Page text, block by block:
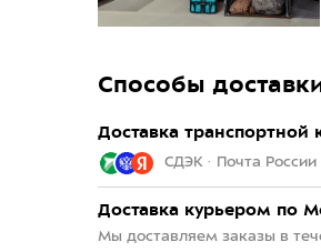
Способы
Доставка транспортной
СДЭК · Почта
Доставка курьером по
Мы доставляем заказы в